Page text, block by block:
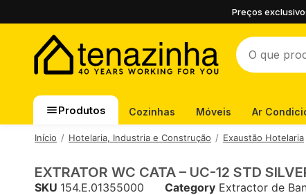
Preços
Produtos Cozinhas Móveis Ar
Início Hotelaria, Industria e Construção Exaustão Hotelaria
EXTRATOR WC CATA – UC-12 STD
SKU 154.E.01355000 Category Extractor de